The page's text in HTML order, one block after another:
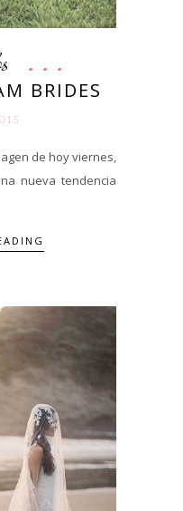
BRIDES
de hoy viernes,
nueva tendencia